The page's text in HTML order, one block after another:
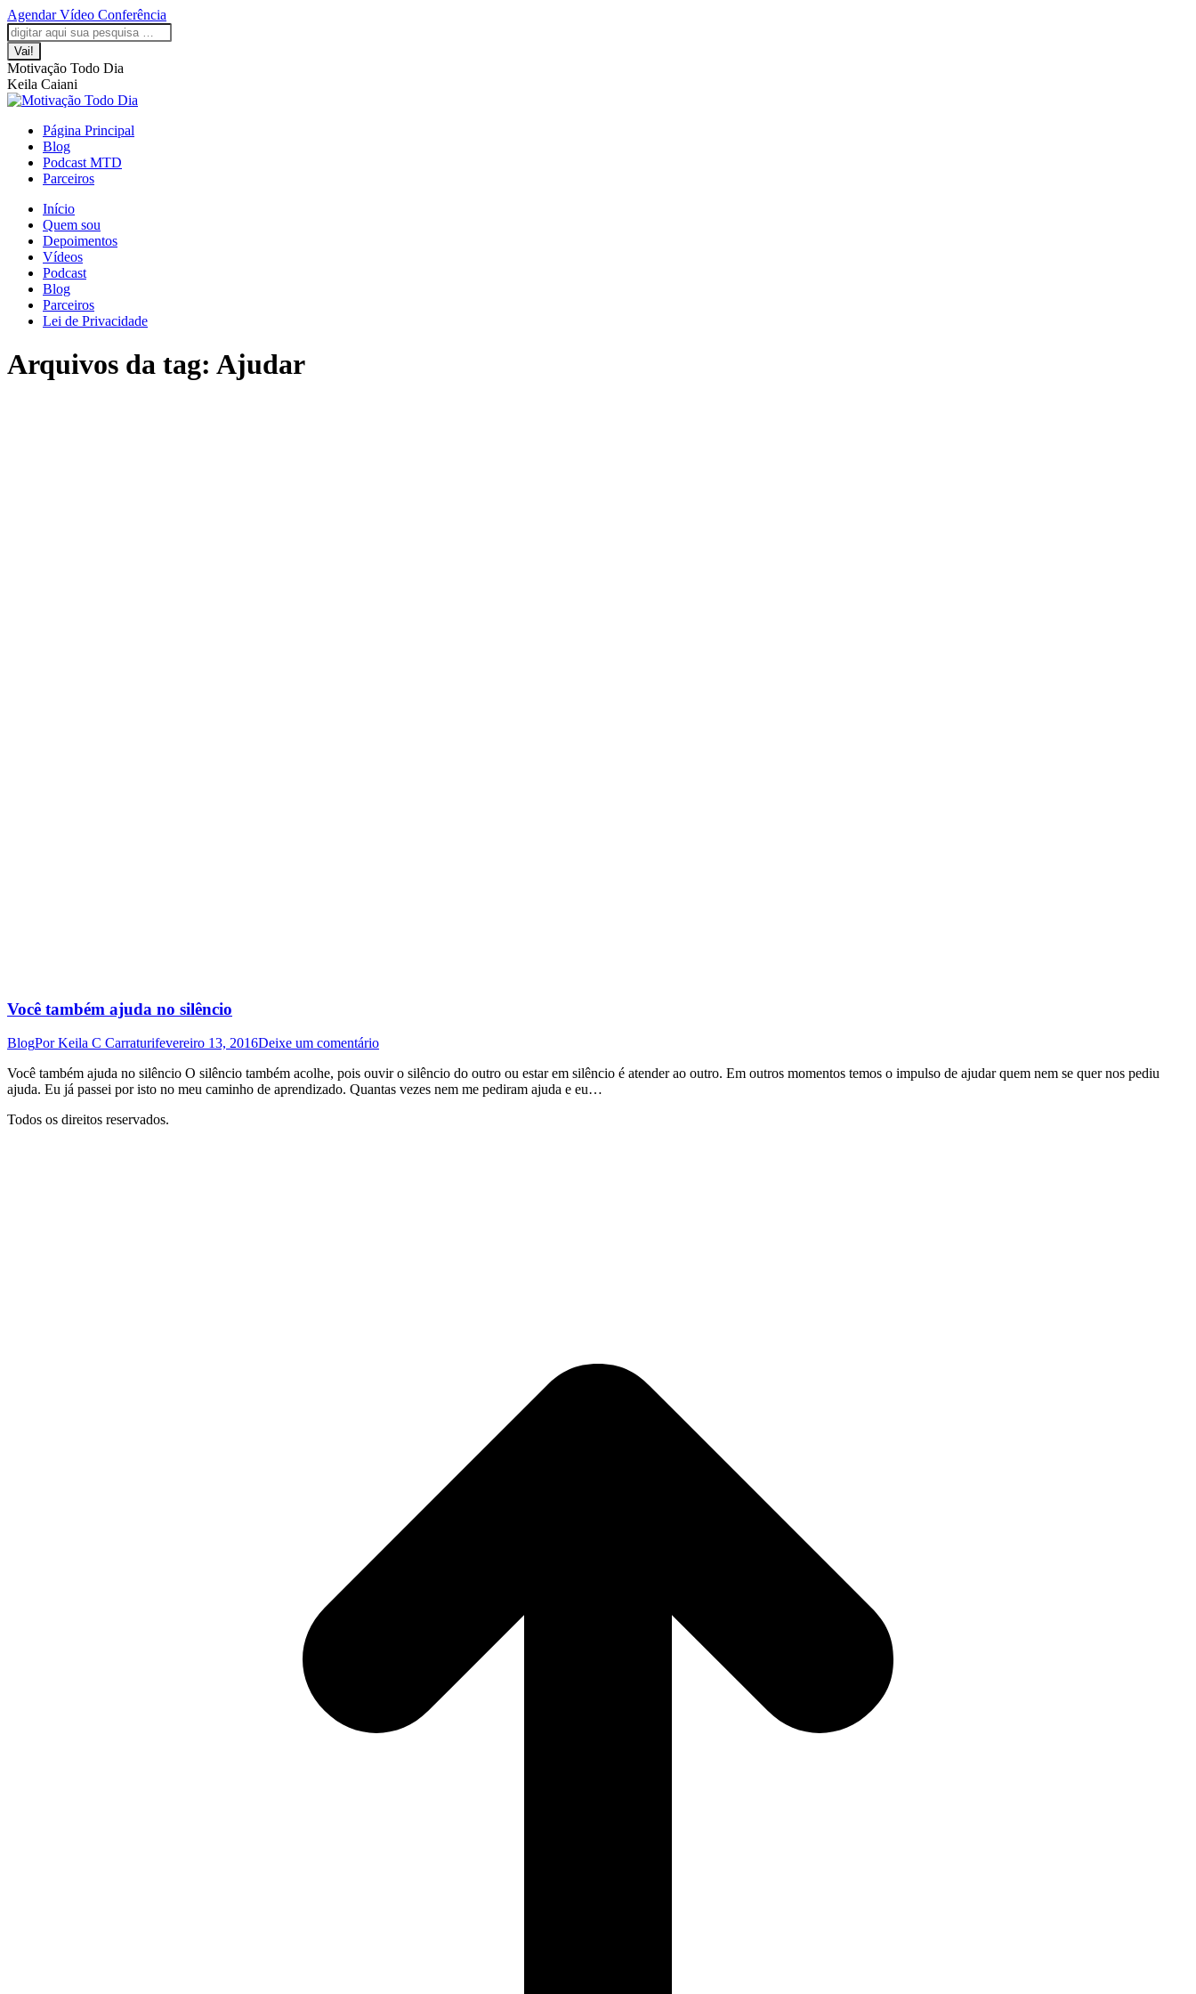
Saltar
para
o
conteúdo
Agendar Vídeo Conferência
A
página
Facebook
abre
numa
nova
janela
A
página
LinkedIn
abre
numa
nova
janela
A
página
Instagram
abre
numa
nova
janela
A
página
YouTube
abre
numa
nova
janela
A
página
WhatsApp
abre
numa
nova
janela
Pesquisar:
Motivação Todo Dia
Keila Caiani
Página Principal
Blog
Podcast MTD
Parceiros
Início
Quem sou
Depoimentos
Vídeos
Podcast
Blog
Parceiros
Lei de Privacidade
Arquivos da tag: Ajudar
Você também ajuda no silêncio
BlogPorKeila C Carraturifevereiro 13, 2016Deixe um comentário
Você também ajuda no silêncio O silêncio também acolhe, pois ouvir o silêncio do outro ou estar em silêncio é atender ao outro. Em outros momentos temos o impulso de ajudar quem nem se quer nos pediu
ajuda. Eu já passei por isto no meu caminho de aprendizado. Quantas vezes nem me pediram ajuda e eu…
Todos os direitos reservados.